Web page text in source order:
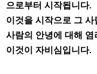
으로부터 시작됩니다.
이것을 시작으로 그
사람의 안녕에 대해 염
이것이 자비심입니다.